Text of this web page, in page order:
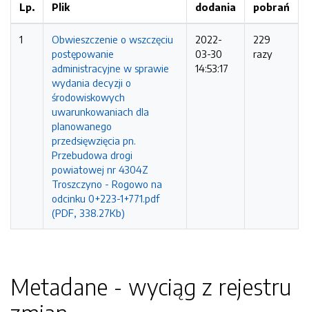
Lp. Plik
dodania
pobrań
1
Obwieszczenie o wszczęciu
postępowanie
administracyjne w sprawie
wydania decyzji o
środowiskowych
uwarunkowaniach dla
planowanego
przedsięwzięcia pn.
Przebudowa drogi
powiatowej nr 4304Z
Troszczyno - Rogowo na
odcinku 0+223-1+771.pdf
(PDF, 338.27Kb)
2022-
03-30
14:53:17
229
razy
Metadane - wyciąg z rejestru